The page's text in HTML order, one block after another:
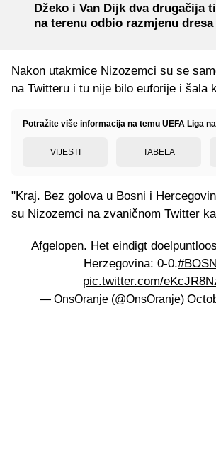
Džeko i Van Dijk dva drugačija
na terenu odbio razmjenu
Nakon utakmice Nizozemci su se
na Twitteru i tu nije bilo euforije i šala
Potražite više informacija na temu UEFA Liga
VIJESTI TABELA
"Kraj. Bez golova u Bosni i
su Nizozemci na zvaničnom Twitter
Afgelopen. Het eindigt
Herzegovina: 0-0.
pic.twitter.com/
— OnsOranje (@OnsOranje)